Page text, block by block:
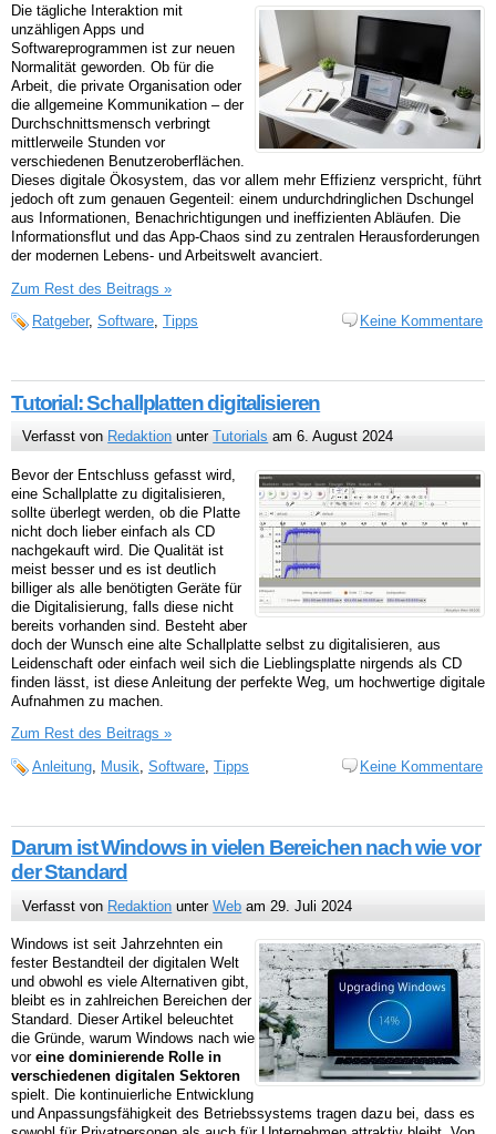
Die tägliche Interaktion mit
unzähligen Apps und
Softwareprogrammen ist zur neuen
Normalität geworden. Ob für die
Arbeit, die private Organisation oder
die allgemeine Kommunikation – der
Durchschnittsmensch verbringt
mittlerweile Stunden vor
verschiedenen Benutzeroberflächen.
Dieses digitale Ökosystem, das vor allem mehr Effizienz verspricht, führt
jedoch oft zum genauen Gegenteil: einem undurchdringlichen Dschungel
aus Informationen, Benachrichtigungen und ineffizienten Abläufen. Die
Informationsflut und das App-Chaos sind zu zentralen Herausforderungen
der modernen Lebens- und Arbeitswelt avanciert.
Zum Rest des Beitrags »
Ratgeber, Software, Tipps Keine Kommentare
Tutorial: Schallplatten digitalisieren
Verfasst von Redaktion unterTutorials am 6. August 2024
Bevor der Entschluss gefasst wird,
eine Schallplatte zu digitalisieren,
sollte überlegt werden, ob die Platte
nicht doch lieber einfach als CD
nachgekauft wird. Die Qualität ist
meist besser und es ist deutlich
billiger als alle benötigten Geräte für
die Digitalisierung, falls diese nicht
bereits vorhanden sind. Besteht aber
doch der Wunsch eine alte Schallplatte selbst zu digitalisieren, aus
Leidenschaft oder einfach weil sich die Lieblingsplatte nirgends als CD
finden lässt, ist diese Anleitung der perfekte Weg, um hochwertige digitale
Aufnahmen zu machen.
Zum Rest des Beitrags »
Anleitung, Musik, Software, Tipps Keine Kommentare
Darum ist Windows in vielen Bereichen nach wie vor
der Standard
Verfasst von Redaktion unterWeb am 29. Juli 2024
Windows ist seit Jahrzehnten ein
fester Bestandteil der digitalen Welt
und obwohl es viele Alternativen gibt,
bleibt es in zahlreichen Bereichen der
Standard. Dieser Artikel beleuchtet
die Gründe, warum Windows nach wie
vor eine dominierende Rolle in
verschiedenen digitalen Sektoren
spielt. Die kontinuierliche Entwicklung
und Anpassungsfähigkeit des Betriebssystems tragen dazu bei, dass es